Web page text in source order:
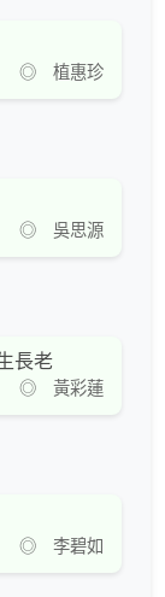
◎ 植惠珍
◎ 吳思源
長老
◎ 黃彩蓮
◎ 李碧如